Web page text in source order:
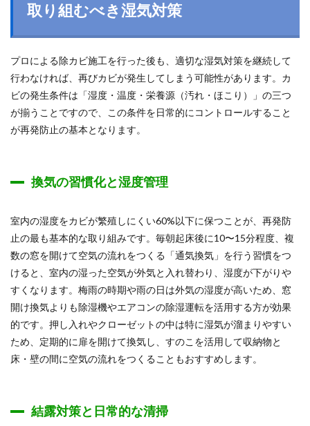
取り組むべき湿気対策
プロによる除カビ施工を行った後も、適切な湿気対策を継続して
行わなければ、再びカビが発生してしまう可能性があります。カ
ビの発生条件は「湿度・温度・栄養源（汚れ・ほこり）」の三つ
が揃うことですので、この条件を日常的にコントロールすること
が再発防止の基本となります。
換気の習慣化と湿度管理
室内の湿度をカビが繁殖しにくい60%以下に保つことが、再発防
止の最も基本的な取り組みです。毎朝起床後に10〜15分程度、複
数の窓を開けて空気の流れをつくる「通気換気」を行う習慣をつ
けると、室内の湿った空気が外気と入れ替わり、湿度が下がりや
すくなります。梅雨の時期や雨の日は外気の湿度が高いため、窓
開け換気よりも除湿機やエアコンの除湿運転を活用する方が効果
的です。押し入れやクローゼットの中は特に湿気が溜まりやすい
ため、定期的に扉を開けて換気し、すのこを活用して収納物と
床・壁の間に空気の流れをつくることもおすすめします。
結露対策と日常的な清掃